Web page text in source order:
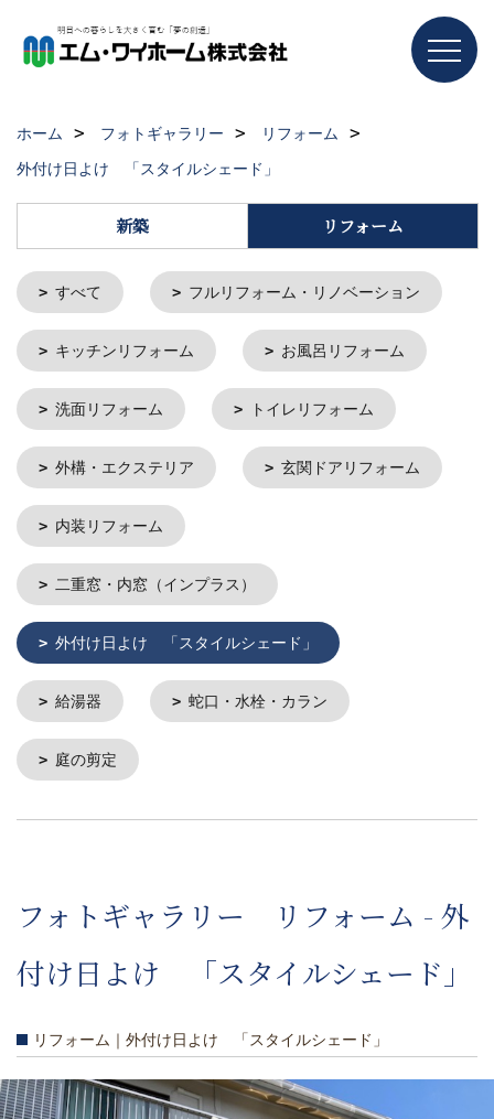
ホーム フォトギャラリー
リフォーム
外付け日よけ 「スタイルシェード」
新築 リフォーム
すべて フルリフォーム・リノベーション
キッチンリフォーム お風呂リフォーム
洗面リフォーム トイレリフォーム
外構・エクステリア 玄関ドアリフォーム
内装リフォーム
二重窓・内窓（インプラス）
外付け日よけ 「スタイルシェード」
給湯器 蛇口・水栓・カラン
庭の剪定
フォトギャラリー リフォーム - 外
付け日よけ 「スタイルシェード」
リフォーム｜外付け日よけ 「スタイルシェード」